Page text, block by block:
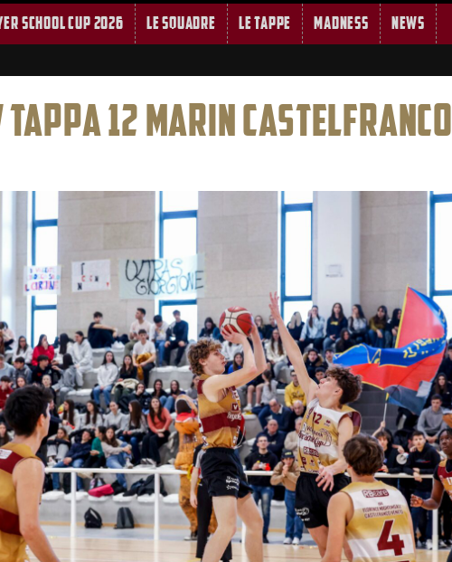
School Cup 2026 Le Squadre Le tappe MADNESS News
12 MARIN CASTELFRANCO